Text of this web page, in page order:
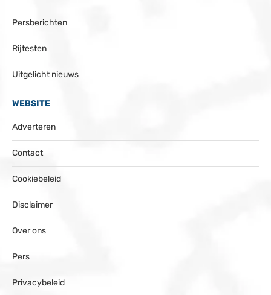
Persberichten
Rijtesten
Uitgelicht nieuws
WEBSITE
Adverteren
Contact
Cookiebeleid
Disclaimer
Over ons
Pers
Privacybeleid